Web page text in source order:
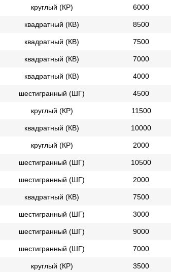
круглый (КР) 6000
квадратный (КВ) 8500
квадратный (КВ) 7500
квадратный (КВ) 7000
квадратный (КВ) 4000
шестигранный (ШГ) 4500
круглый (КР) 11500
квадратный (КВ) 10000
круглый (КР) 2000
шестигранный (ШГ) 10500
шестигранный (ШГ) 2000
квадратный (КВ) 7500
шестигранный (ШГ) 3000
шестигранный (ШГ) 9000
шестигранный (ШГ) 7000
круглый (КР) 3500